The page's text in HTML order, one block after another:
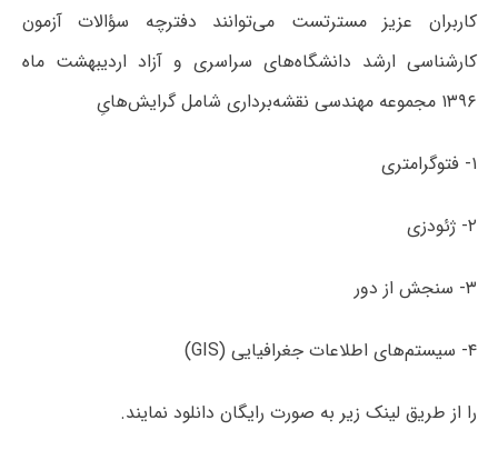
کاربران عزیز مسترتست می‌توانند دفترچه سؤالات آزمون
کارشناسی ارشد دانشگاه‌های سراسری و آزاد اردیبهشت ماه
۱۳۹۶ مجموعه مهندسی نقشه‌برداری شامل گرایش‌هایِ
۱- فتوگرامتری
۲- ژئودزی
۳- سنجش از دور
۴- سیستم‌­های اطلاعات جغرافیایی (GIS)
را از طریق لینک‌ زیر به صورت رایگان دانلود نمایند.